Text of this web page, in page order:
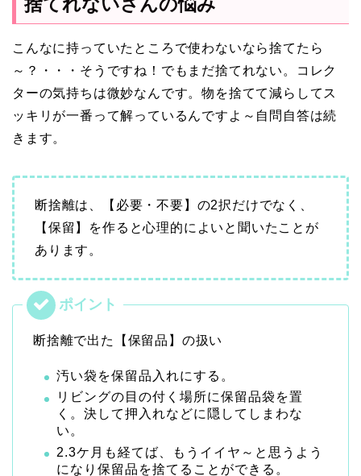
こんなに持っていたところで使わないなら捨てたら
～？・・・そうですね！でもまだ捨てれない。コレク
ターの気持ちは微妙なんです。物を捨てて減らしてス
ッキリが一番って解っているんですよ～自問自答は続
きます。
断捨離は、【必要・不要】の2択だけでなく、
【保留】を作ると心理的によいと聞いたことが
あります。
断捨離で出た【保留品】の扱い
汚い袋を保留品入れにする。
リビングの目の付く場所に保留品袋を置
く。決して押入れなどに隠してしまわな
い。
2.3ケ月も経てば、もうイイヤ～と思うよう
になり保留品を捨てることができる。